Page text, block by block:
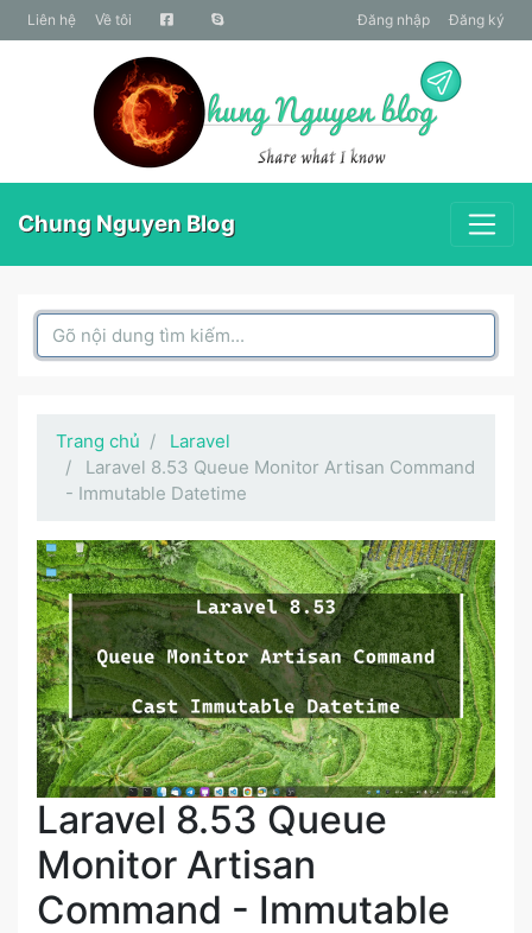
liên hệ Về tôi Đăng nhập Đăng ký
Chung Nguyen Blog
Search Box
Trang chủ
Laravel
Laravel 8.53 Queue Monitor Artisan Command
- Immutable Datetime
Laravel 8.53 Queue
Monitor Artisan
Command - Immutable